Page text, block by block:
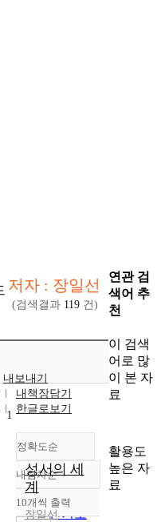
저자 : 장일선
(검색결과 119 건)
내보내기
내책장담기
한글로보기
정확도순
정확도
순
인기도
내림차순
내림차순
10개씩 출력
1
성서의 세
계
장일선
연관 검
색어 추
천
이 검색
어로 많
이 본 자
료
활용도
높은 자
료